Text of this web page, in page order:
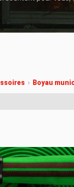
de combat
› Boyau